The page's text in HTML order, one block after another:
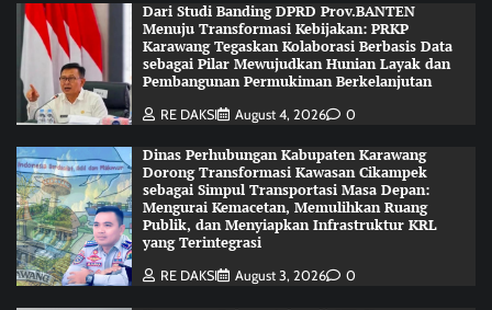
Dari Studi Banding DPRD Prov.BANTEN
Menuju Transformasi Kebijakan: PRKP
Karawang Tegaskan Kolaborasi Berbasis Data
sebagai Pilar Mewujudkan Hunian Layak dan
Pembangunan Permukiman Berkelanjutan
RE DAKSI August 4, 2026 0
Dinas Perhubungan Kabupaten Karawang
Dorong Transformasi Kawasan Cikampek
sebagai Simpul Transportasi Masa Depan:
Mengurai Kemacetan, Memulihkan Ruang
Publik, dan Menyiapkan Infrastruktur KRL
yang Terintegrasi
RE DAKSI August 3, 2026 0